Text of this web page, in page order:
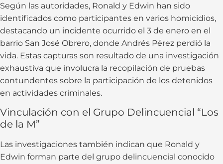
Según las autoridades, Ronald y Edwin han sido
identificados como participantes en varios homicidios,
destacando un incidente ocurrido el 3 de enero en el
barrio San José Obrero, donde Andrés Pérez perdió la
vida. Estas capturas son resultado de una investigación
exhaustiva que involucra la recopilación de pruebas
contundentes sobre la participación de los detenidos
en actividades criminales.
Vinculación con el Grupo Delincuencial “Los
de la M”
Las investigaciones también indican que Ronald y
Edwin forman parte del grupo delincuencial conocido